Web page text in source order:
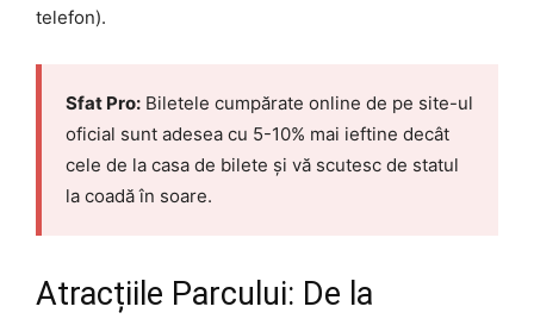
telefon).
Sfat Pro: Biletele cumpărate online de pe site-ul
oficial sunt adesea cu 5-10% mai ieftine decât
cele de la casa de bilete și vă scutesc de statul
la coadă în soare.
Atracțiile Parcului: De la